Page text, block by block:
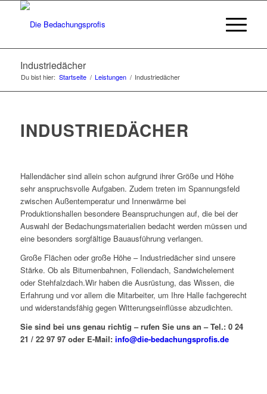
Industriedächer
Du bist hier: Startseite / Leistungen / Industriedächer
INDUSTRIEDÄCHER
Hallendächer sind allein schon aufgrund ihrer Größe und Höhe
sehr anspruchsvolle Aufgaben. Zudem treten im Spannungsfeld
zwischen Außentemperatur und Innenwärme bei
Produktionshallen besondere Beanspruchungen auf, die bei der
Auswahl der Bedachungsmaterialien bedacht werden müssen und
eine besonders sorgfältige Bauausführung verlangen.
Große Flächen oder große Höhe – Industriedächer sind unsere
Stärke. Ob als Bitumenbahnen, Foliendach, Sandwichelement
oder Stehfalzdach.Wir haben die Ausrüstung, das Wissen, die
Erfahrung und vor allem die Mitarbeiter, um Ihre Halle fachgerecht
und widerstandsfähig gegen Witterungseinflüsse abzudichten.
Sie sind bei uns genau richtig – rufen Sie uns an – Tel.: 0 24
21 / 22 97 97 oder E-Mail: info@die-bedachungsprofis.de